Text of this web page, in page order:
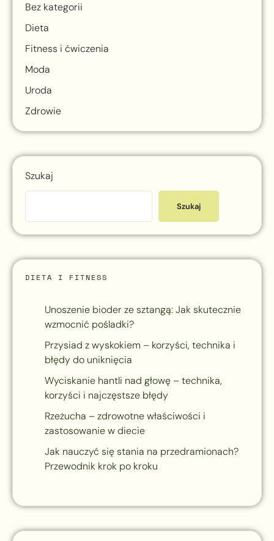
Bez kategorii
Dieta
Fitness i ćwiczenia
Moda
Uroda
Zdrowie
Szukaj
Szukaj
DIETA I FITNESS
Unoszenie bioder ze sztangą: Jak skutecznie
wzmocnić pośladki?
Przysiad z wyskokiem – korzyści, technika i
błędy do uniknięcia
Wyciskanie hantli nad głowę – technika,
korzyści i najczęstsze błędy
Rzeżucha – zdrowotne właściwości i
zastosowanie w diecie
Jak nauczyć się stania na przedramionach?
Przewodnik krok po kroku